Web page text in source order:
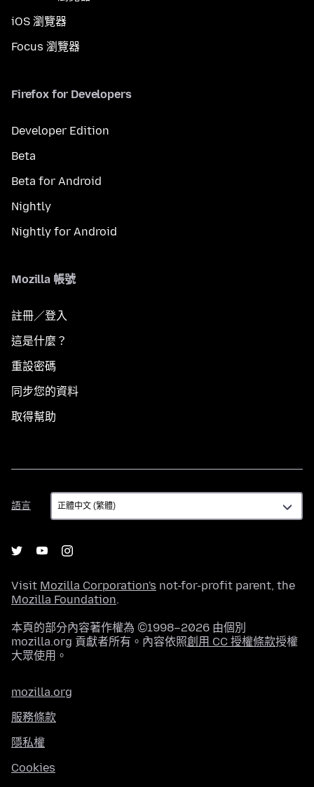
iOS 瀏覽器
Focus 瀏覽器
Firefox for Developers
Developer Edition
Beta
Beta for Android
Nightly
Nightly for Android
Mozilla 帳號
註冊／登入
這是什麼？
重設密碼
同步您的資料
取得幫助
語言
語
言
Visit Mozilla Corporation's not-for-profit parent, the
Mozilla Foundation.
本頁的部分內容著作權為 ©1998–2026 由個別
mozilla.org 貢獻者所有。內容依照創用 CC 授權條款授權
大眾使用。
mozilla.org
服務條款
隱私權
Cookies